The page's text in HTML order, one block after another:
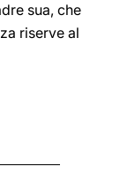
sua, che
riserve al